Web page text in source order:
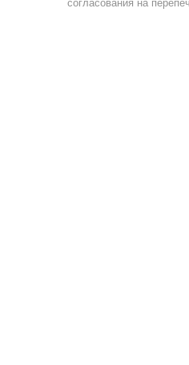
согласования на